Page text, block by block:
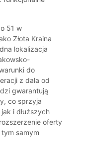
51 w
Złota Kraina
lokalizacja
do
z dala od
gwarantują
co sprzyja
i dłuższych
oferty
samym